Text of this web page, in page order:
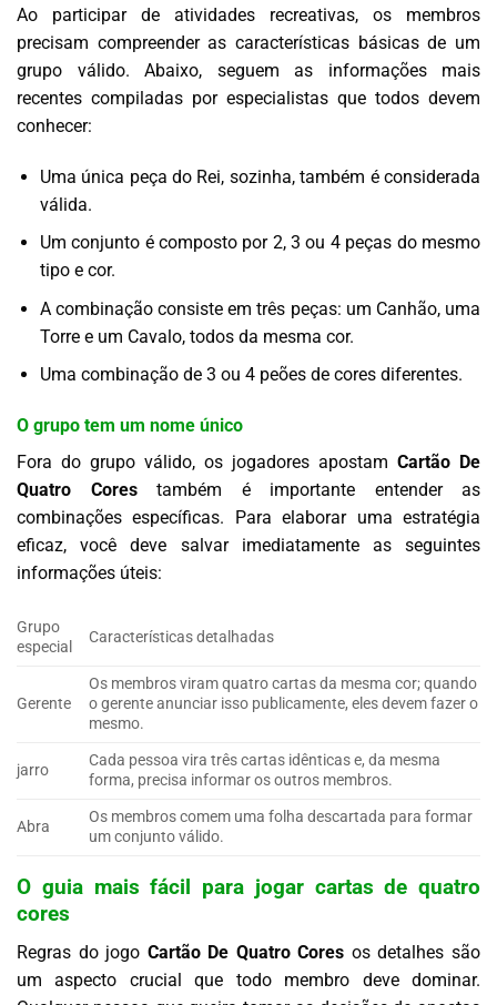
Ao participar de atividades recreativas, os membros
precisam compreender as características básicas de um
grupo válido. Abaixo, seguem as informações mais
recentes compiladas por especialistas que todos devem
conhecer:
Uma única peça do Rei, sozinha, também é considerada
válida.
Um conjunto é composto por 2, 3 ou 4 peças do mesmo
tipo e cor.
A combinação consiste em três peças: um Canhão, uma
Torre e um Cavalo, todos da mesma cor.
Uma combinação de 3 ou 4 peões de cores diferentes.
O grupo tem um nome único
Fora do grupo válido, os jogadores apostam Cartão De
Quatro Cores também é importante entender as
combinações específicas. Para elaborar uma estratégia
eficaz, você deve salvar imediatamente as seguintes
informações úteis:
Grupo
especial
Características detalhadas
Gerente
Os membros viram quatro cartas da mesma cor; quando
o gerente anunciar isso publicamente, eles devem fazer o
mesmo.
jarro
Cada pessoa vira três cartas idênticas e, da mesma
forma, precisa informar os outros membros.
Abra
Os membros comem uma folha descartada para formar
um conjunto válido.
O guia mais fácil para jogar cartas de quatro
cores
Regras do jogo Cartão De Quatro Cores os detalhes são
um aspecto crucial que todo membro deve dominar.